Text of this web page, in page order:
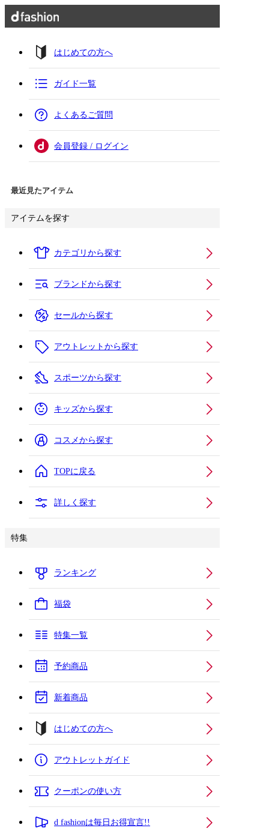
はじめての方へ
ガイド一覧
よくあるご質問
会員登録 / ログイン
最近見たアイテム
アイテムを探す
カテゴリから探す
ブランドから探す
セールから探す
アウトレットから探す
スポーツから探す
キッズから探す
コスメから探す
TOPに戻る
詳しく探す
特集
ランキング
福袋
特集一覧
予約商品
新着商品
はじめての方へ
アウトレットガイド
クーポンの使い方
d fashionは毎日お得宣言!!